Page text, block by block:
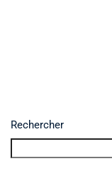
Rechercher